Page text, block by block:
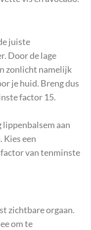
juiste
Door de lage
zonlicht namelijk
je huid. Breng dus
factor 15.
aan
Kies een
van tenminste
zichtbare orgaan.
om te